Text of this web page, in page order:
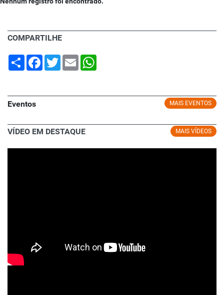
COMPARTILHE
Share Facebook
TwitterEmail
MAIS EVENTOS
Eventos
MAIS VÍDEOS
VÍDEO EM DESTAQUE